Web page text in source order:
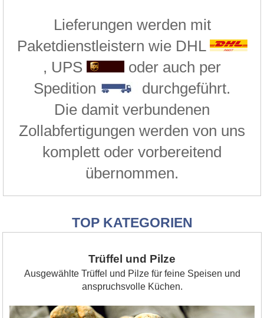
Lieferungen werden mit
Paketdienstleistern wie DHL
, UPS
oder auch per
Spedition
durchgeführt.
Die damit verbundenen
Zollabfertigungen werden von uns
komplett oder vorbereitend
übernommen.
TOP KATEGORIEN
Trüffel und Pilze
Ausgewählte Trüffel und Pilze für feine Speisen und
anspruchsvolle Küchen.